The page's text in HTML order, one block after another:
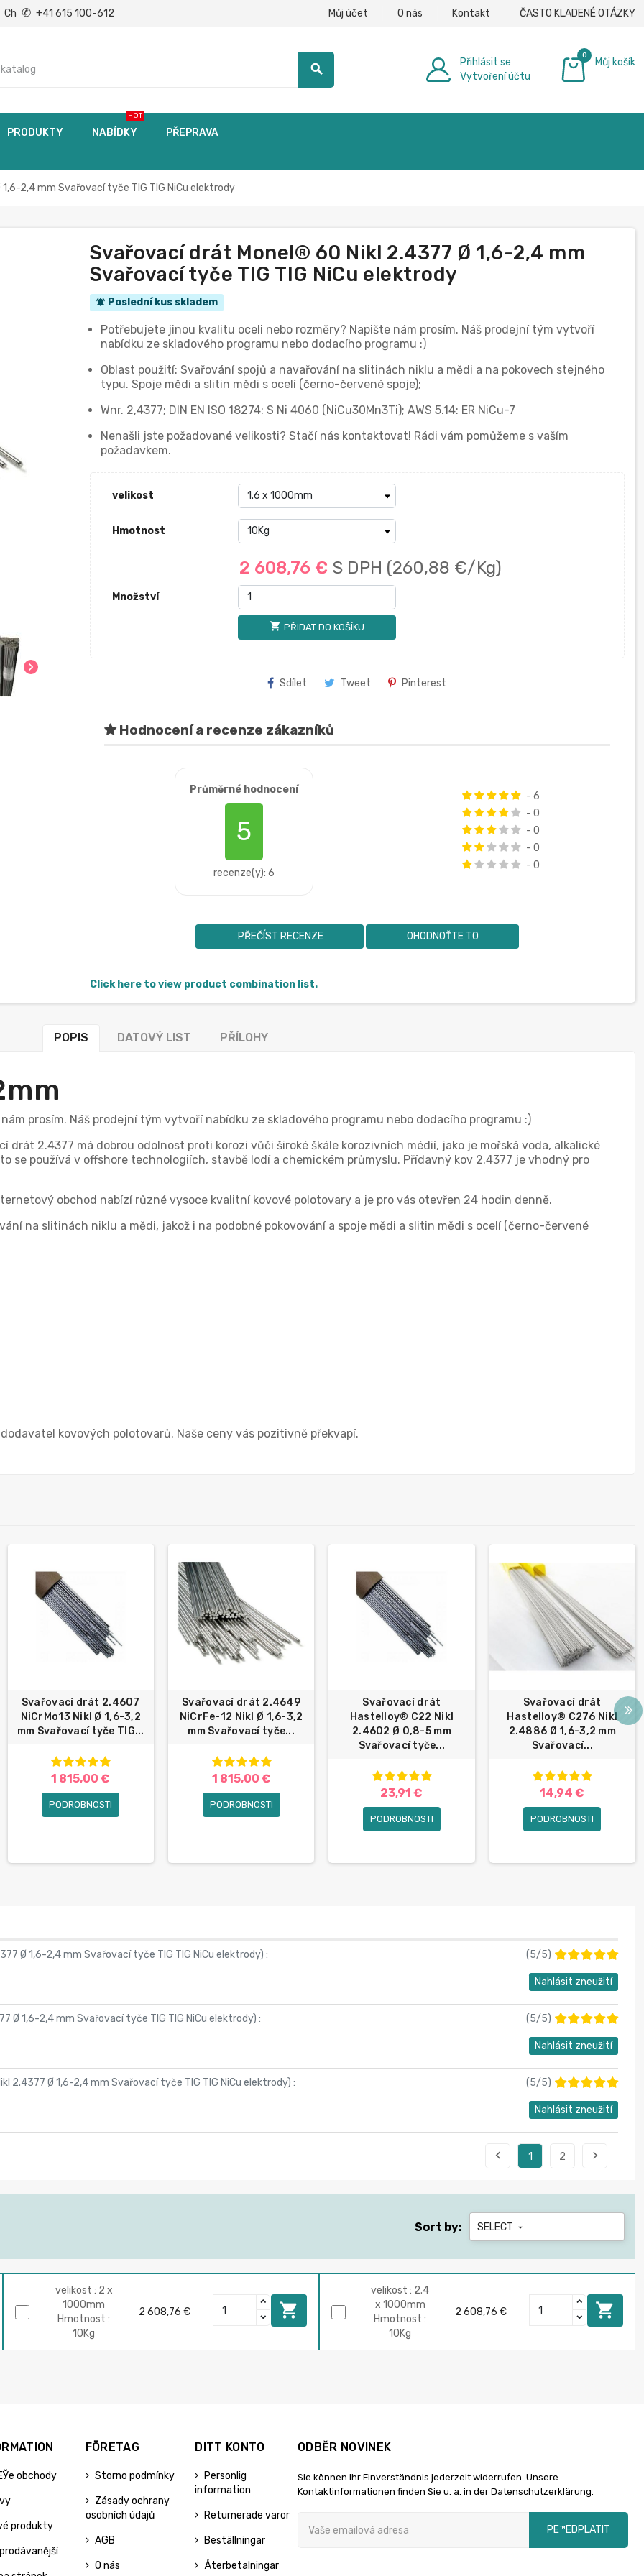
Ch ✆ +41 615 100-612 Můj účet O nás Kontakt ČASTO KLADENÉ OTÁZKY
search
Přihlásit se
Vytvoření účtu
0
Můj košík
PRODUKTY NABÍDKY
HOT
PŘEPRAVA
2,4 mm Svařovací tyče TIG TIG NiCu elektrody
chevron_right
Svařovací drát Monel® 60 Nikl 2.4377 Ø 1,6-2,4 mm
Svařovací tyče TIG TIG NiCu elektrody
notifications_active Poslední kus skladem
Potřebujete jinou kvalitu oceli nebo rozměry? Napište nám prosím. Náš prodejní tým vytvoří
nabídku ze skladového programu nebo dodacího programu :)
Oblast použití: Svařování spojů a navařování na slitinách niklu a mědi a na pokovech stejného
typu. Spoje mědi a slitin mědi s ocelí (černo-červené spoje);
Wnr. 2,4377; DIN EN ISO 18274: S Ni 4060 (NiCu30Mn3Ti); AWS 5.14: ER NiCu-7
Nenašli jste požadované velikosti? Stačí nás kontaktovat! Rádi vám pomůžeme s vaším
požadavkem.
velikost
Hmotnost
2 608,76 € S DPH (260,88 €/Kg)
Množství
shopping_cart PŘIDAT DO KOŠÍKU
Sdílet Tweet Pinterest
Hodnocení a recenze zákazníků
Průměrné hodnocení
5
recenze(y): 6
- 6
- 0
- 0
- 0
- 0
PŘEČÍST RECENZE OHODNOŤTE TO
Click here to view product combination list.
POPIS DATOVÝ LIST PŘÍLOHY
prosím. Náš prodejní tým vytvoří nabídku ze skladového programu nebo dodacího programu :)
drát 2.4377 má dobrou odolnost proti korozi vůči široké škále korozivních médií, jako je mořská voda, alkalické
se používá v offshore technologiích, stavbě lodí a chemickém průmyslu. Přídavný kov 2.4377 je vhodný pro
obchod nabízí různé vysoce kvalitní kovové polotovary a je pro vás otevřen 24 hodin denně.
na slitinách niklu a mědi, jakož i na podobné pokovování a spoje mědi a slitin mědi s ocelí (černo-červené
kovových polotovarů. Naše ceny vás pozitivně překvapí.
Svařovací drát 2.4607
NiCrMo13 Nikl Ø 1,6-3,2
mm Svařovací tyče TIG...
1 815,00 €
PODROBNOSTI
Svařovací drát 2.4649
NiCrFe-12 Nikl Ø 1,6-3,2
mm Svařovací tyče...
1 815,00 €
PODROBNOSTI
Svařovací drát
Hastelloy® C22 Nikl
2.4602 Ø 0,8-5 mm
Svařovací tyče...
23,91 €
PODROBNOSTI
Svařovací drát
Hastelloy® C276 Nikl
2.4886 Ø 1,6-3,2 mm
Svařovací...
14,94 €
PODROBNOSTI
Ø 1,6-2,4 mm Svařovací tyče TIG TIG NiCu elektrody) : (5/5)
Nahlásit zneužití
Ø 1,6-2,4 mm Svařovací tyče TIG TIG NiCu elektrody) : (5/5)
Nahlásit zneužití
2.4377 Ø 1,6-2,4 mm Svařovací tyče TIG TIG NiCu elektrody) : (5/5)
Nahlásit zneužití
 1 2 
Sort by: SELECT 
velikost : 2 x
1000mm
Hmotnost :
10Kg
2 608,76 € 
velikost : 2.4
x 1000mm
Hmotnost :
10Kg
2 608,76 € 
obchody
produkty
FÖRETAG
Storno podmínky
Zásady ochrany
osobních údajů
AGB
O nás
DITT KONTO
Personlig
information
Returnerade varor
Beställningar
Återbetalningar
ODBĚR NOVINEK
Sie können Ihr Einverständnis jederzeit widerrufen. Unsere
Kontaktinformationen finden Sie u. a. in der Datenschutzerklärung.
PЕ™EDPLATIT